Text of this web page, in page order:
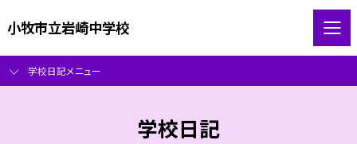
小牧市立岩崎中学校
学校日記メニュー
学校日記